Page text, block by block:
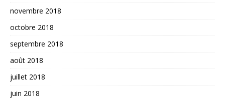
novembre 2018
octobre 2018
septembre 2018
août 2018
juillet 2018
juin 2018